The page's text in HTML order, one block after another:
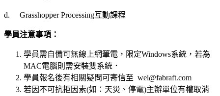
d. Grasshopper Processing互動課程
學員注意事項：
學員需自備可無線上網筆電，限定Windows系統，若為
MAC電腦則需安裝雙系統．
學員報名後有相關疑問可寄信至 wei@fabraft.com
若因不可抗拒因素(如：天災、停電)主辦單位有權取消